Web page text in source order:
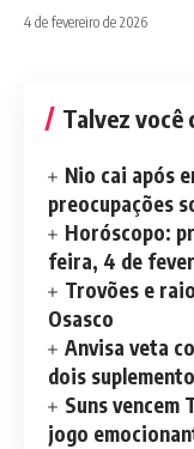
4 de fevereiro de 2026
Talvez você
Nio cai após
preocupações
Horóscopo:
feira, 4 de
Trovões e
Osasco
Anvisa veta
dois
Suns vencem
jogo